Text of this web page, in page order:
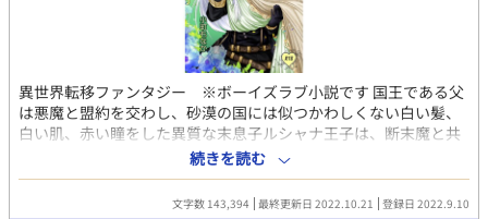
カナメ様の学園生活』に関しては3話目以降に関するものについて
はどのようなコメントであっても、ネタバレフィルターを使用し
ます。 また、読み切り短編に対していただいたコメントは基本的
にネタバレフィルターを使用しません。ご留意ください。 【 『運
命なんて要らない』とのクロスオーバー 】 こちらで更新する『運
命なんて要らない』のキャラクターが登場する話に関しては、
『セーリオ様の祝福』及び『セーリオ様の祝福：カムヴィ様の言
う通り』どちらの設定でも存在する共通の話として書いておりま
す。ご留意ください。 また、クロスオーバー先の話を未読でも問
題ないように書いております。 一応、『運命なんて要らない』の
異世界転移ファンタジー ※ボーイズラブ小説です 国王である父
は悪魔と盟約を交わし、砂漠の国には似つかわしくない白い髪、
白い肌、赤い瞳をした異質な末息子ルシャナ王子は、断末魔と共
に生贄として短い生涯を終えた。 死んだはずのルシャナが目を覚
ましたそこは、ノースフィリアという魔法を使う異世界だった。
伝説の『白き異界人』と言われたのだが、魔力のないルシャナは
続きを読む
文字数 143,394 最終更新日 2022.10.21 登録日 2022.9.10